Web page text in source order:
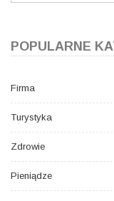
POPULARNE
Firma
Turystyka
Zdrowie
Pieniądze